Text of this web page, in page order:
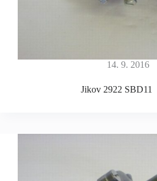
14. 9. 2016
Jikov 2922 SBD11